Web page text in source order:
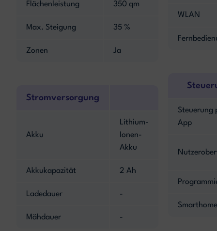
Flächenleistung 350 qm
Max. Steigung 35 %
Zonen Ja
Stromversorgung
Akku
Lithium-
Ionen-
Akku
Akkukapazität 2 Ah
Ladedauer -
Mähdauer -
WLAN
Steuerung
App